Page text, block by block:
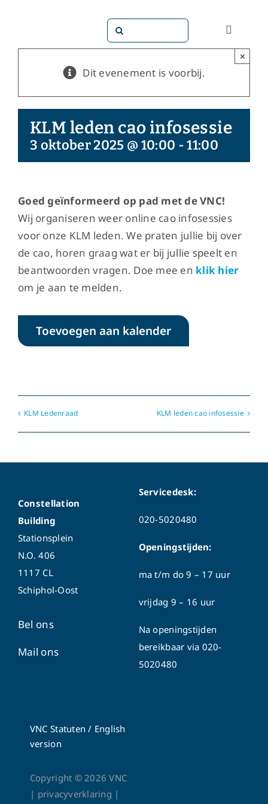
Toggle
Dit
Dit zijn
Word lid!
Zoeken
naar:
Dit evenement is voorbij.
×
KLM leden cao infosessie
3 oktober 2025 @ 10:00 -11:00
Goed geïnformeerd op pad met de VNC!
Wij organiseren weer online cao infosessies
voor onze KLM leden. We praten jullie bij over
de cao, horen graag wat er bij jullie speelt en
beantwoorden vragen. Doe mee en klik hier
om je aan te melden.
Toevoegen aan kalender
KLM Ledenraad KLM leden cao infosessie
Constellation
Building
Stationsplein
N.O. 406
1117 CL
Schiphol-Oost
Bel ons
Mail ons
Servicedesk:
020-5020480
Openingstijden:
ma t/m do9 – 17 uur
vrijdag 9 – 16 uur
Na openingstijden
bereikbaar via 020-
5020480
VNC Statuten / English
version
Copyright ©2026VNC
| privacyverklaring |